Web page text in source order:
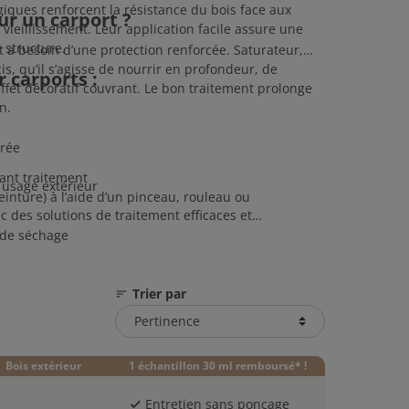
renforcent la résistance du bois face aux
Leur application facile assure une
structure.
un carport ?
besoin d’une protection renforcée. Saturateur,
qu’il s’agisse de nourrir en profondeur, de
décoratif couvrant. Le bon traitement prolonge
carports :
extérieur
traitement
à l’aide d’un pinceau, rouleau ou
séchage
des solutions de traitement efficaces et
sort Trier par
Bois extérieur 1 échantillon 30 ml remboursé* !
check Entretien sans ponçage